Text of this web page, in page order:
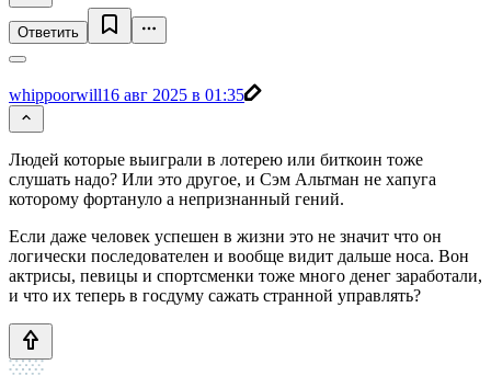
Ответить
whippoorwill16 авг 2025 в 01:35
Людей которые выиграли в лотерею или биткоин тоже
слушать надо? Или это другое, и Сэм Альтман не хапуга
которому фортануло а непризнанный гений.
Если даже человек успешен в жизни это не значит что он
логически последователен и вообще видит дальше носа. Вон
актрисы, певицы и спортсменки тоже много денег заработали,
и что их теперь в госдуму сажать странной управлять?